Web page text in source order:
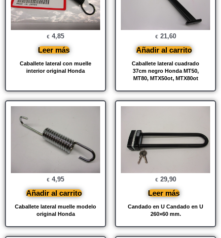
Caballete lateral con muelle
interior original Honda
€ 4,85
Leer más
Caballete lateral cuadrado
37cm negro Honda MT50,
MT80, MTX50ot, MTX80ot
€ 21,60
Añadir al carrito
Caballete lateral muelle modelo
original Honda
€ 4,95
Añadir al carrito
Candado en U Candado en U
260×60 mm.
€ 29,90
Leer más